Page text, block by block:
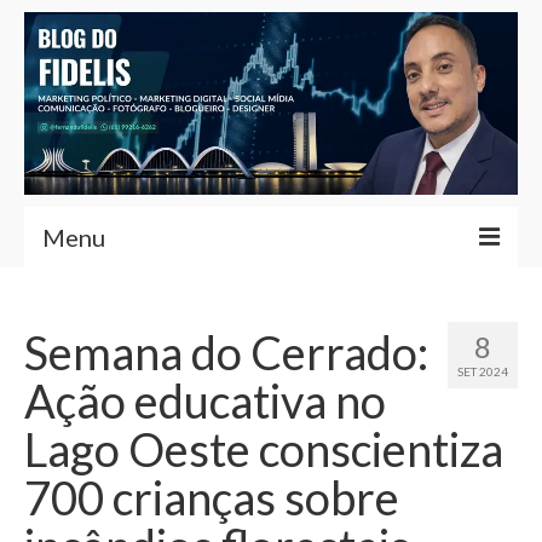
Menu
Fernando Fidelis
Café com Fidelis
Notícias Brasília
Contato
8
SET 2024
Semana do Cerrado:
Ação educativa no
Lago Oeste conscientiza
700 crianças sobre